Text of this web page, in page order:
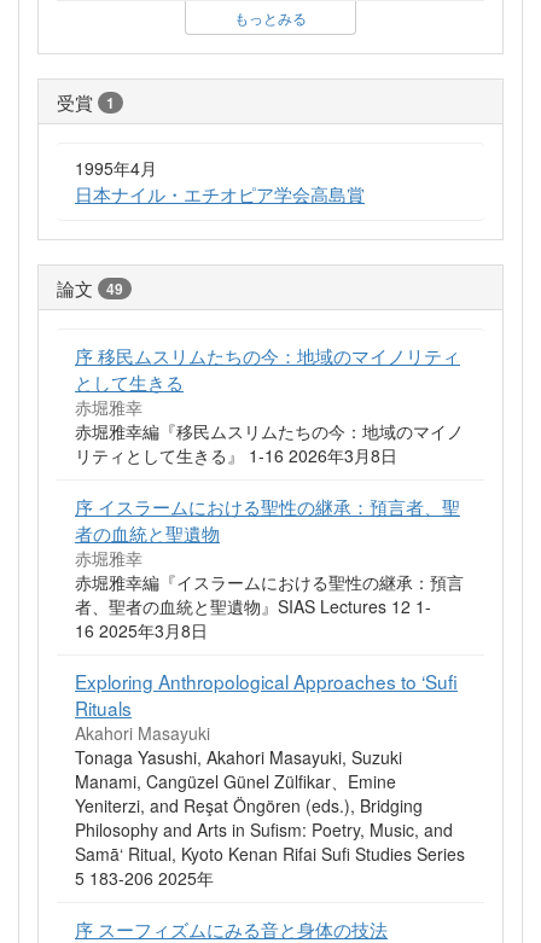
もっとみる
受賞 1
1995年4月
日本ナイル・エチオピア学会高島賞
論文 49
序 移民ムスリムたちの今：地域のマイノリティ
として生きる
赤堀雅幸
赤堀雅幸編『移民ムスリムたちの今：地域のマイノ
リティとして生きる』 1-16 2026年3月8日
序 イスラームにおける聖性の継承：預言者、聖
者の血統と聖遺物
赤堀雅幸
赤堀雅幸編『イスラームにおける聖性の継承：預言
者、聖者の血統と聖遺物』SIAS Lectures 12 1-
16 2025年3月8日
Exploring Anthropological Approaches to ‘Sufi
Rituals
Akahori Masayuki
Tonaga Yasushi, Akahori Masayuki, Suzuki
Manami, Cangüzel Günel Zülfikar、Emine
Yeniterzi, and Reşat Öngören (eds.), Bridging
Philosophy and Arts in Sufism: Poetry, Music, and
Samā‘ Ritual, Kyoto Kenan Rifai Sufi Studies Series
5 183-206 2025年
序 スーフィズムにみる音と身体の技法